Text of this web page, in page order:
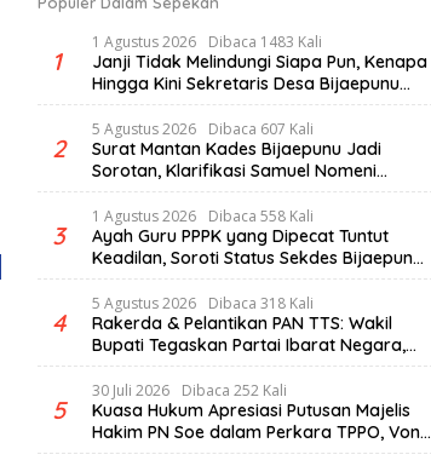
1
1 Agustus 2026 Dibaca 1483 Kali
Janji Tidak Melindungi Siapa Pun, Kenapa
Hingga Kini Sekretaris Desa Bijaepunu
Masih Aktif. Berikut penjelasan Ketua
Komisi I DPRD TTS.
2
5 Agustus 2026 Dibaca 607 Kali
Surat Mantan Kades Bijaepunu Jadi
Sorotan, Klarifikasi Samuel Nomeni
Berbeda dengan Isi Dokumen yang
Beredar
3
1 Agustus 2026 Dibaca 558 Kali
Ayah Guru PPPK yang Dipecat Tuntut
Keadilan, Soroti Status Sekdes Bijaepunu
yang Masih Aktif Bekerja
4
5 Agustus 2026 Dibaca 318 Kali
Rakerda & Pelantikan PAN TTS: Wakil
Bupati Tegaskan Partai Ibarat Negara,
SPK Buka Kabar Sawah 3.000 Hektar &
Larangan Politik Uang
5
30 Juli 2026 Dibaca 252 Kali
Kuasa Hukum Apresiasi Putusan Majelis
Hakim PN Soe dalam Perkara TPPO, Vonis
Klien Lebih Ringan dari Tuntutan JPU